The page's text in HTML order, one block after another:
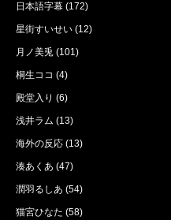
日本語字幕 (172)
星街すいせい (12)
月ノ美兎 (101)
桐生ココ (4)
殿堂入り (6)
浅井ラム (13)
海外の反応 (13)
湊あくあ (47)
潤羽るしあ (54)
猫宮ひなた (58)